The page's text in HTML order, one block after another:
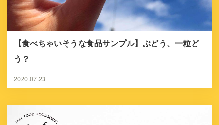
【食べちゃいそうな食品サンプル】ぶどう、一粒ど
う？
2020.07.23